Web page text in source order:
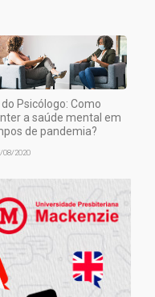
do Psicólogo: Como
a saúde mental em
de pandemia?
08/2020